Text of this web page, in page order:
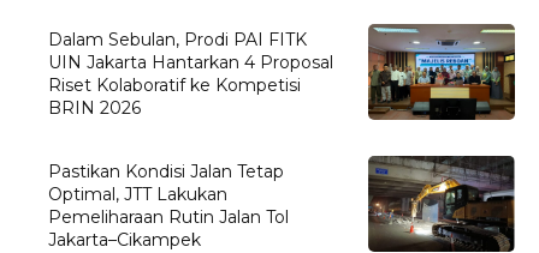
Dalam Sebulan, Prodi PAI FITK
UIN Jakarta Hantarkan 4 Proposal
Riset Kolaboratif ke Kompetisi
BRIN 2026
Pastikan Kondisi Jalan Tetap
Optimal, JTT Lakukan
Pemeliharaan Rutin Jalan Tol
Jakarta–Cikampek